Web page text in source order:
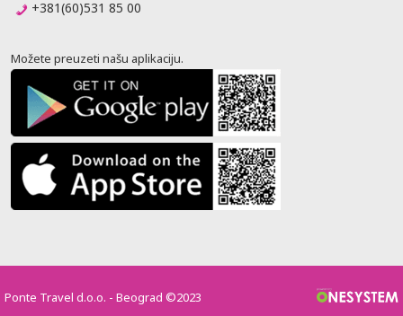
+381(60)531 85 00
Možete preuzeti našu aplikaciju.
Ponte Travel d.o.o. - Beograd ©2023